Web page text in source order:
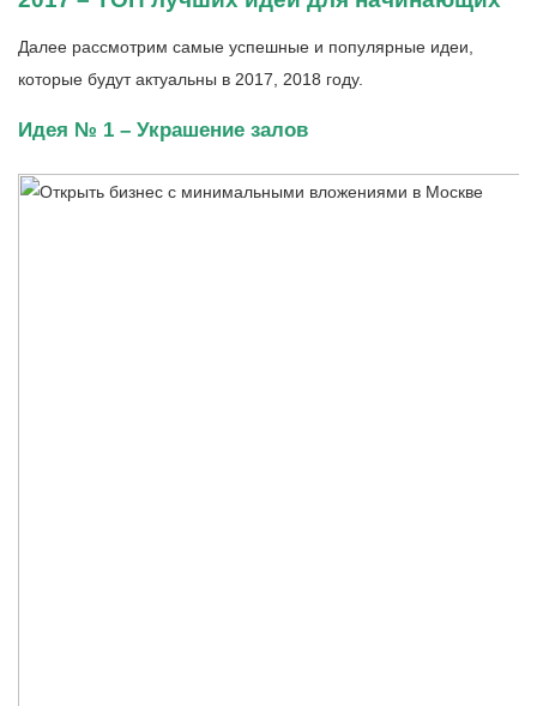
Далее рассмотрим самые успешные и популярные идеи,
которые будут актуальны в 2017, 2018 году.
Идея № 1 – Украшение залов